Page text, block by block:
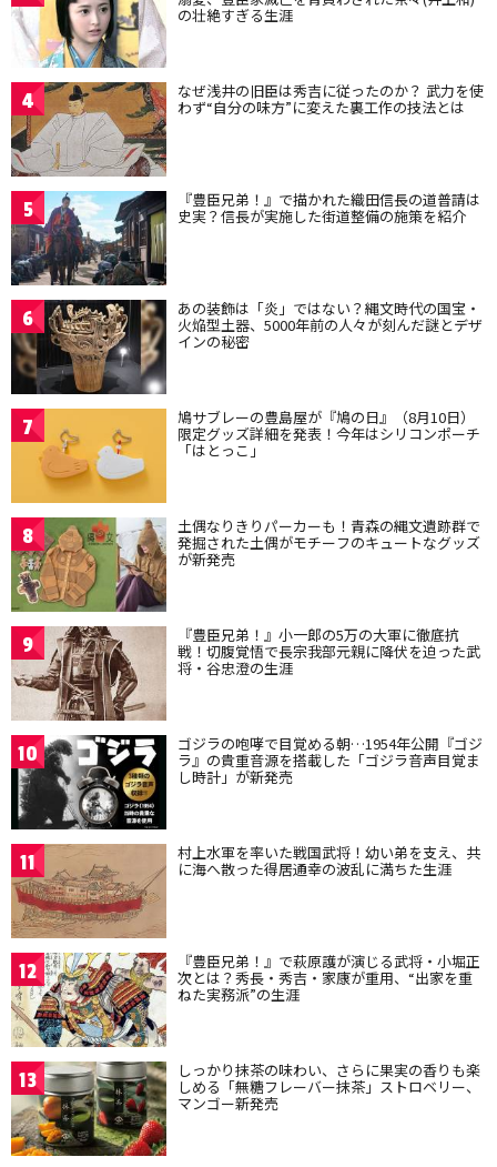
の壮絶すぎる生涯
4 なぜ浅井の旧臣は秀吉に従ったのか？ 武力を使
わず“自分の味方”に変えた裏工作の技法とは
5 『豊臣兄弟！』で描かれた織田信長の道普請は
史実？信長が実施した街道整備の施策を紹介
6 あの装飾は「炎」ではない？縄文時代の国宝・
火焔型土器、5000年前の人々が刻んだ謎とデザ
インの秘密
7 鳩サブレーの豊島屋が『鳩の日』（8月10日）
限定グッズ詳細を発表！今年はシリコンポーチ
「はとっこ」
8 土偶なりきりパーカーも！青森の縄文遺跡群で
発掘された土偶がモチーフのキュートなグッズ
が新発売
9 『豊臣兄弟！』小一郎の5万の大軍に徹底抗
戦！切腹覚悟で長宗我部元親に降伏を迫った武
将・谷忠澄の生涯
10 ゴジラの咆哮で目覚める朝…1954年公開『ゴジ
ラ』の貴重音源を搭載した「ゴジラ音声目覚ま
し時計」が新発売
11 村上水軍を率いた戦国武将！幼い弟を支え、共
に海へ散った得居通幸の波乱に満ちた生涯
12 『豊臣兄弟！』で萩原護が演じる武将・小堀正
次とは？秀長・秀吉・家康が重用、“出家を重
ねた実務派”の生涯
13 しっかり抹茶の味わい、さらに果実の香りも楽
しめる「無糖フレーバー抹茶」ストロベリー、
マンゴー新発売